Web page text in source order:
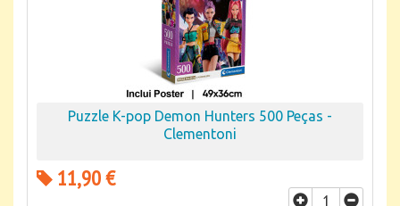
Puzzle K-pop Demon Hunters 500 Peças -
Clementoni
11,90 €